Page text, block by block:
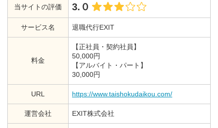
当サイトの評価 3.０
サービス名 退職代行EXIT
料金
【正社員・契約社員】
50,000円
【アルバイト・パート】
30,000円
URL https://www.taishokudaikou.com/
運営会社 EXIT株式会社